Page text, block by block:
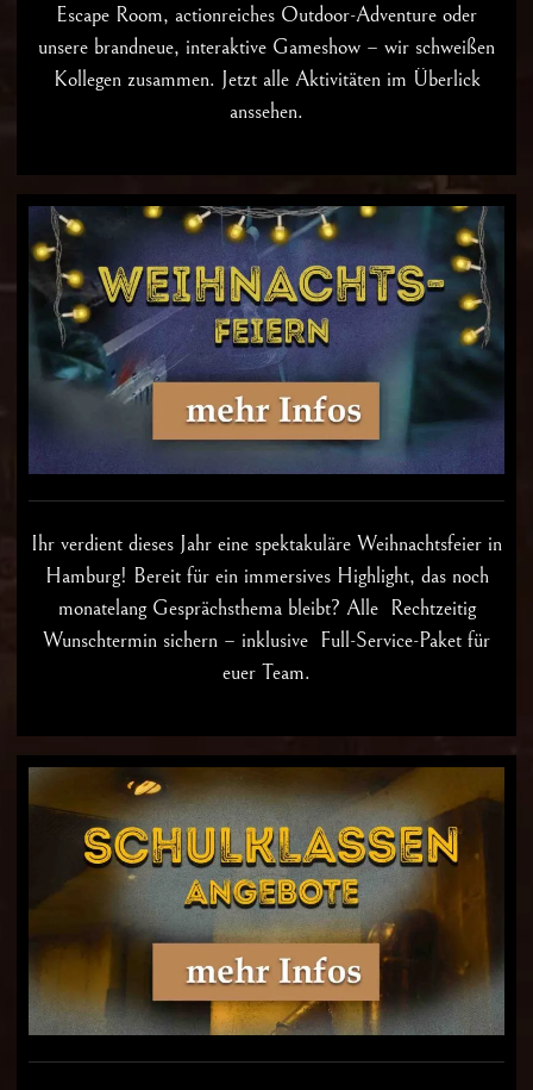
Escape Room, actionreiches Outdoor-Adventure oder
unsere brandneue, interaktive Gameshow – wir schweißen
Kollegen zusammen. Jetzt alle Aktivitäten im Überlick
anssehen.
Ihr verdient dieses Jahr eine spektakuläre Weihnachtsfeier in
Hamburg! Bereit für ein immersives Highlight, das noch
monatelang Gesprächsthema bleibt? Alle Rechtzeitig
Wunschtermin sichern – inklusive Full-Service-Paket für
euer Team.